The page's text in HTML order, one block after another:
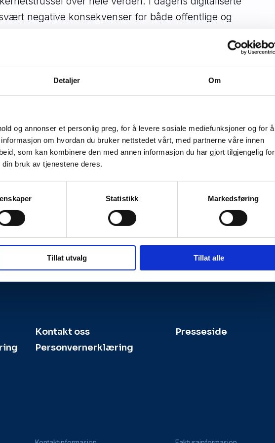
Detaljer Om
og annonser et personlig preg, for å levere sosiale mediefunksjoner og for å
om hvordan du bruker nettstedet vårt, med partnerne våre innen
som kan kombinere den med annen informasjon du har gjort tilgjengelig for
bruk av tjenestene deres.
Statistikk Markedsføring
Tillat utvalg Tillat alle
negative konsekvenser for både offentlige og
Kontakt oss
Presseside
Personvernerklæring